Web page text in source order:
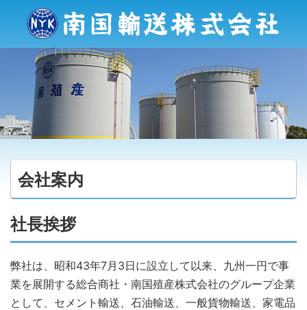
会社案内
社長挨拶
弊社は、昭和43年7月3日に設立して以来、九州一円で事
業を展開する総合商社・南国殖産株式会社のグループ企業
として、セメント輸送、石油輸送、一般貨物輸送、家電品